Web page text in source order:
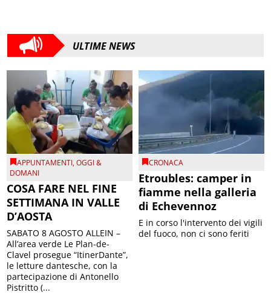
ULTIME NEWS
APPUNTAMENTI,OGGI &
DOMANI
COSA FARE NEL FINE
SETTIMANA IN VALLE
D’AOSTA
SABATO 8 AGOSTO ALLEIN –
All’area verde Le Plan-de-
Clavel prosegue “ItinerDante”,
le letture dantesche, con la
partecipazione di Antonello
Pistritto (...
CRONACA
Etroubles: camper in
fiamme nella galleria
di Echevennoz
E in corso l'intervento dei vigili
del fuoco, non ci sono feriti